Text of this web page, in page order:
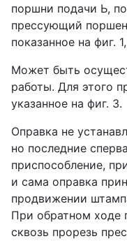
поршни подачи Ь,
прессующий
показанное на фиг.
Может быть
работы. Для этого
указанное на фиг. 3.
Оправка не
но последние
приспособление,
и сама оправка
продвижении
При обратном ходе
сквозь прорезь